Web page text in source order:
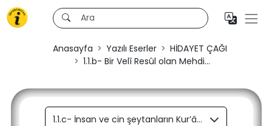
Anasayfa Yazılı Eserler
HİDAYET ÇAĞI
1.1.b- Bir Velî Resûl olan Mehdi...
1.1.c- İnsan ve cin şeytanların Kur’ân’ı unutturup insanları Resûlden uzaklaştırması